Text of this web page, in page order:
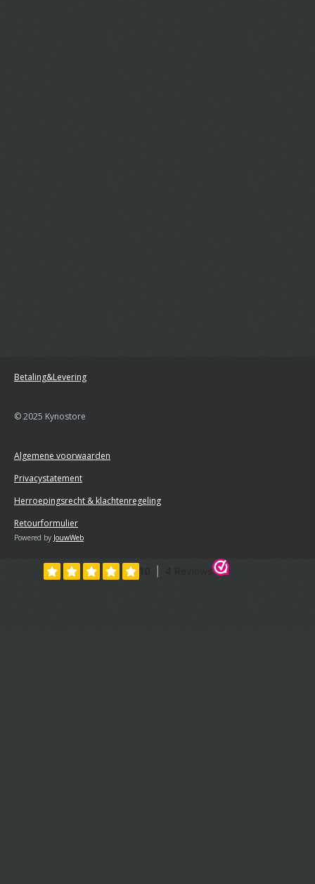
Betaling&Levering
© 2025 Kynostore
Algemene voorwaarden
Privacystatement
Herroepingsrecht & klachtenregeling
Retourformulier
Powered by JouwWeb